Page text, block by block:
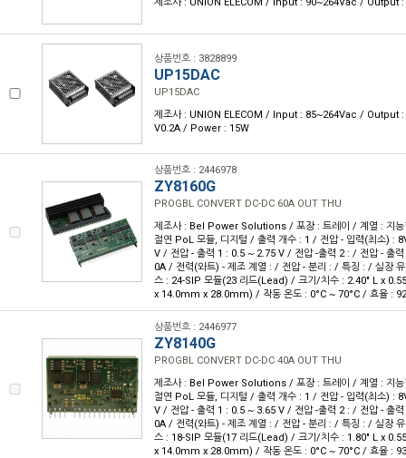
상품번호 : 3828899
UP15DAC
UP15DAC
제조사 : UNION ELECOM / Input : 85~264Vac / Output
V0.2A / Power : 15W
상품번호 : 2446978
ZY8160G
PROGBL CONVERT DC-DC 60A OUT THU
제조사 : Bel Power Solutions / 포장 : 트레이 / 계열 : 지능
절연 PoL 모듈, 디지털 / 출력 개수 : 1 / 전압 - 입력(최소) :
V / 전압 - 출력 1 : 0.5 ~ 2.75 V / 전압 -출력 2 : / 전압 - 출
0A / 전력(와트) - 제조 계열 : / 전압 - 분리 : / 특징 : / 실장
스 : 24-SIP 모듈(23 리드(Lead) / 크기/치수 : 2.40" L x
x 14.0mm x 28.0mm) / 작동 온도 : 0°C ~ 70°C / 효율 :
상품번호 : 2446977
ZY8140G
PROGBL CONVERT DC-DC 40A OUT THU
제조사 : Bel Power Solutions / 포장 : 트레이 / 계열 : 지능
절연 PoL 모듈, 디지털 / 출력 개수 : 1 / 전압 - 입력(최소) :
V / 전압 - 출력 1 : 0.5 ~ 3.65 V / 전압 -출력 2 : / 전압 - 출
0A / 전력(와트) - 제조 계열 : / 전압 - 분리 : / 특징 : / 실장
스 : 18-SIP 모듈(17 리드(Lead) / 크기/치수 : 1.80" L x
x 14.0mm x 28.0mm) / 작동 온도 : 0°C ~ 70°C / 효율 :